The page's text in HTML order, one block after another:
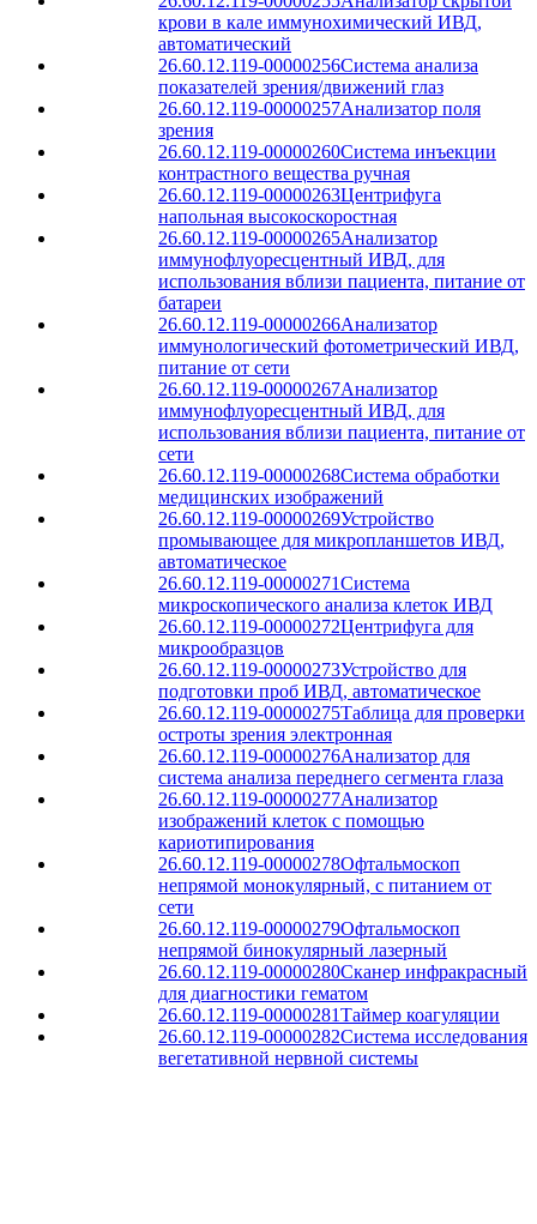
крови в кале иммунохимический ИВД,
автоматический
26.60.12.119-00000256Система анализа
показателей зрения/движений глаз
26.60.12.119-00000257Анализатор поля
зрения
26.60.12.119-00000260Система инъекции
контрастного вещества ручная
26.60.12.119-00000263Центрифуга
напольная высокоскоростная
26.60.12.119-00000265Анализатор
иммунофлуоресцентный ИВД, для
использования вблизи пациента, питание от
батареи
26.60.12.119-00000266Анализатор
иммунологический фотометрический ИВД,
питание от сети
26.60.12.119-00000267Анализатор
иммунофлуоресцентный ИВД, для
использования вблизи пациента, питание от
сети
26.60.12.119-00000268Система обработки
медицинских изображений
26.60.12.119-00000269Устройство
промывающее для микропланшетов ИВД,
автоматическое
26.60.12.119-00000271Система
микроскопического анализа клеток ИВД
26.60.12.119-00000272Центрифуга для
микрообразцов
26.60.12.119-00000273Устройство для
подготовки проб ИВД, автоматическое
26.60.12.119-00000275Таблица для проверки
остроты зрения электронная
26.60.12.119-00000276Анализатор для
система анализа переднего сегмента глаза
26.60.12.119-00000277Анализатор
изображений клеток с помощью
кариотипирования
26.60.12.119-00000278Офтальмоскоп
непрямой монокулярный, с питанием от
сети
26.60.12.119-00000279Офтальмоскоп
непрямой бинокулярный лазерный
26.60.12.119-00000280Сканер инфракрасный
для диагностики гематом
26.60.12.119-00000281Таймер коагуляции
26.60.12.119-00000282Система исследования
вегетативной нервной системы